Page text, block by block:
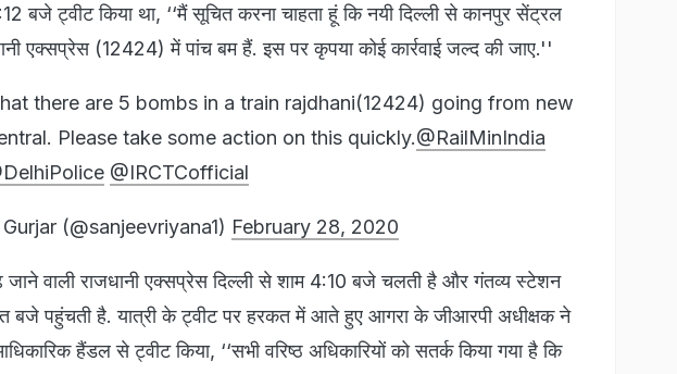
बजे ट्वीट किया था, ‘‘मैं सूचित करना चाहता हूं कि नयी दिल्ली से कानपुर सेंट्रल
एक्सप्रेस (12424) में पांच बम हैं. इस पर कृपया कोई कार्रवाई जल्द की जाए.''
there are 5 bombs in a train rajdhani(12424) going from new
Please take some action on this quickly.@RailMinIndia
@IRCTCofficial
(@sanjeevriyana1) February 28, 2020
जाने वाली राजधानी एक्सप्रेस दिल्ली से शाम 4:10 बजे चलती है और गंतव्य स्टेशन
बजे पहुंचती है. यात्री के ट्वीट पर हरकत में आते हुए आगरा के जीआरपी अधीक्षक ने
हैंडल से ट्वीट किया, ‘‘सभी वरिष्ठ अधिकारियों को सतर्क किया गया है कि